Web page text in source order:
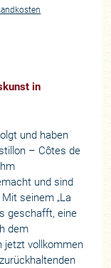
in
und haben
– Côtes de
und sind
seinem „La
geschafft, eine
dem
jetzt vollkommen